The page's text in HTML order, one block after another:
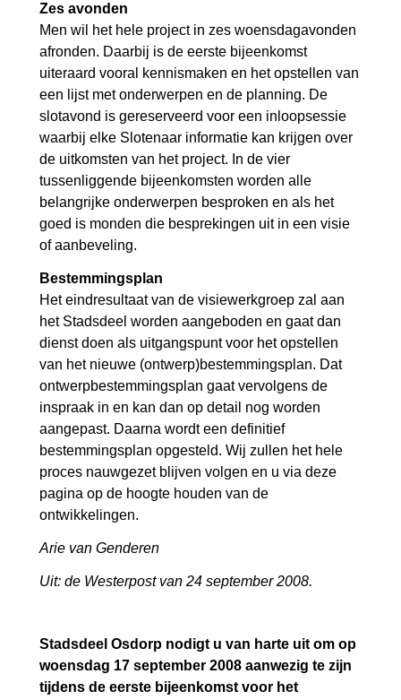
Zes avonden
Men wil het hele project in zes woensdagavonden
afronden. Daarbij is de eerste bijeenkomst
uiteraard vooral kennismaken en het opstellen van
een lijst met onderwerpen en de planning. De
slotavond is gereserveerd voor een inloopsessie
waarbij elke Slotenaar informatie kan krijgen over
de uitkomsten van het project. In de vier
tussenliggende bijeenkomsten worden alle
belangrijke onderwerpen besproken en als het
goed is monden die besprekingen uit in een visie
of aanbeveling.
Bestemmingsplan
Het eindresultaat van de visiewerkgroep zal aan
het Stadsdeel worden aangeboden en gaat dan
dienst doen als uitgangspunt voor het opstellen
van het nieuwe (ontwerp)bestemmingsplan. Dat
ontwerpbestemmingsplan gaat vervolgens de
inspraak in en kan dan op detail nog worden
aangepast. Daarna wordt een definitief
bestemmingsplan opgesteld. Wij zullen het hele
proces nauwgezet blijven volgen en u via deze
pagina op de hoogte houden van de
ontwikkelingen.
Arie van Genderen
Uit: de Westerpost van 24 september 2008.
Stadsdeel Osdorp nodigt u van harte uit om op
woensdag 17 september 2008 aanwezig te zijn
tijdens de eerste bijeenkomst voor het